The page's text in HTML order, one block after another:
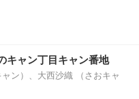
キャン丁目キャン番地
ン）、大西沙織 （さおキャ